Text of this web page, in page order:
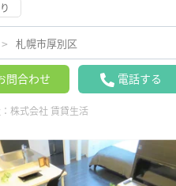
札幌市厚別区
問合わせ 電話する
株式会社 賃貸生活